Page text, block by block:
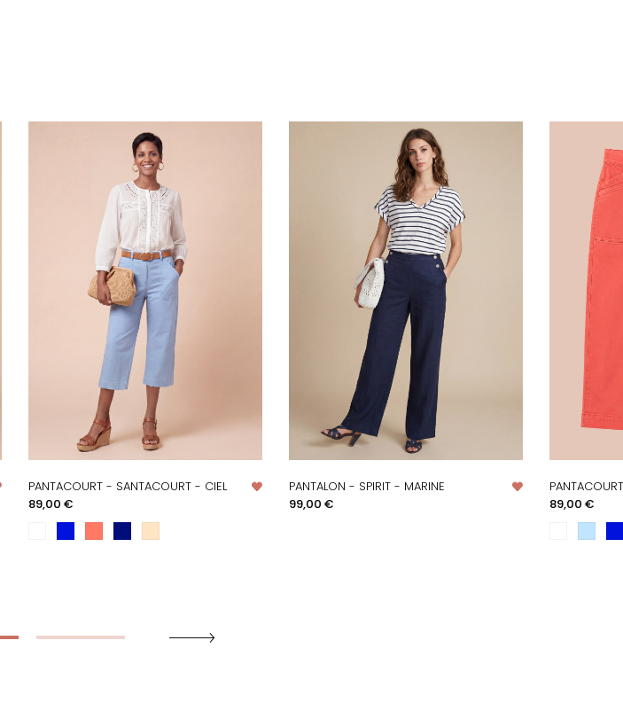
PANTACOURT - SANTACOURT - CIEL
Prix
89,00 €
PANTALON - SPIRIT - MARINE
Prix
99,00 €
Prix
89,00 €